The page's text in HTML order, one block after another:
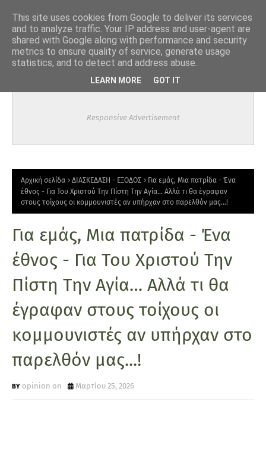
Responsive Advertisement
Αρχική σελίδα ΔΙΑΣΚΕΔΑΣΗ - ΕΞΟΔΟΣ
Για εμάς, Μια πατρίδα - Ένα
έθνος - Για Του Χριστού Την Πίστη Την Αγία… Αλλά τι θα έγραφαν
στους τοίχους οι κομμουνιστές αν υπήρχαν στο παρελθόν μας...!
Για εμάς, Μια πατρίδα - Ένα
έθνος - Για Του Χριστού Την
Πίστη Την Αγία… Αλλά τι θα
έγραφαν στους τοίχους οι
κομμουνιστές αν υπήρχαν στο
παρελθόν μας...!
opinion on Μαρτίου 25, 2026
This site uses cookies from Google to deliver its services
and to analyze traffic. Your IP address and user-agent are
shared with Google along with performance and security
metrics to ensure quality of service, generate usage
statistics, and to detect and address abuse.
LEARN MORE GOT IT